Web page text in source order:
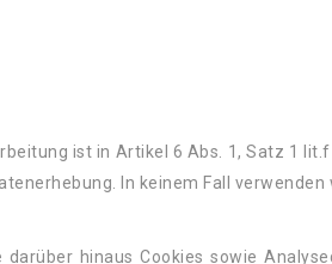
ist in Artikel 6 Abs. 1, Satz 1
In keinem Fall
hinaus Cookies sowie